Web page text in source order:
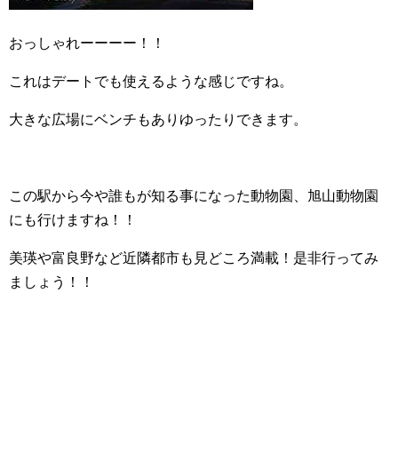
おっしゃれーーーー！！
これはデートでも使えるような感じですね。
大きな広場にベンチもありゆったりできます。
この駅から今や誰もが知る事になった動物園、旭山動物園
にも行けますね！！
美瑛や富良野など近隣都市も見どころ満載！是非行ってみ
ましょう！！